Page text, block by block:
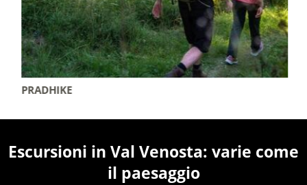
PRADHIKE
Escursioni in Val Venosta: varie come
il paesaggio